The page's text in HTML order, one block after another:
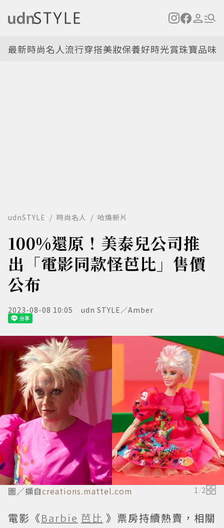
最新時尚名人流行穿搭美妝保養好時光賞珠寶品味
udnSTYLE 時尚名人 哈燒新片
100%還原！美泰兒公司推
出「電影同款怪芭比」售價
公布
2023-08-08 10:05 udn STYLE／Amber
圖／擷自creations.mattel.com 1/2
電影《Barbie 芭比 》票房持續熱賣，相關